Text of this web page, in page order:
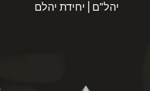
יהל"ם | יחידת יהלם